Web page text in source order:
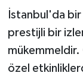
İstanbul'da bir
prestijli bir
özel